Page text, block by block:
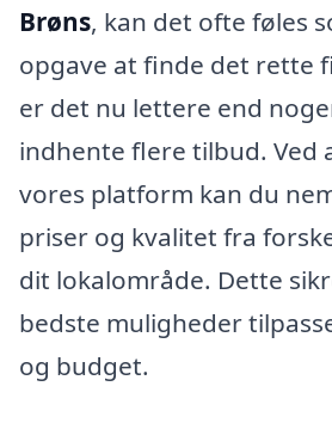
Brøns, kan det ofte føles
opgave at finde det rette
er det nu lettere end
indhente flere tilbud. Ved
vores platform kan du
priser og kvalitet fra
dit lokalområde. Dette
bedste muligheder
og budget.